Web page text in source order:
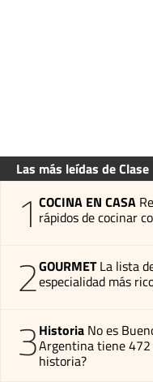
Las más leídas de Clase
1 COCINA EN CASA
rápidos de cocinar
2GOURMET La lista
especialidad más
3Historia No es
Argentina tiene 472
historia?